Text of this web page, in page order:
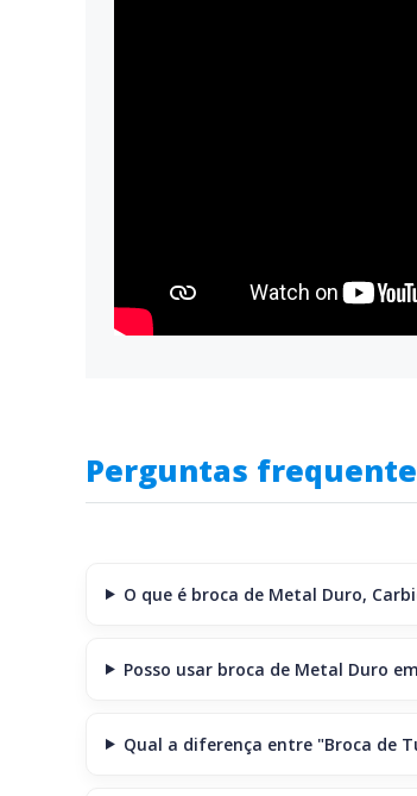
Perguntas
O que é broca de Metal Duro,
Posso usar broca de Metal Duro
Qual a diferença entre "Broca de